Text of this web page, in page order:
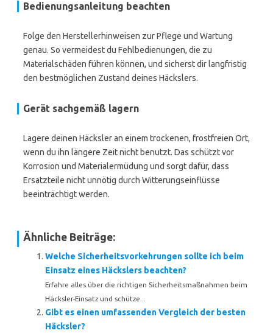
Bedienungsanleitung beachten
Folge den Herstellerhinweisen zur Pflege und Wartung
genau. So vermeidest du Fehlbedienungen, die zu
Materialschäden führen können, und sicherst dir langfristig
den bestmöglichen Zustand deines Häckslers.
Gerät sachgemäß lagern
Lagere deinen Häcksler an einem trockenen, frostfreien Ort,
wenn du ihn längere Zeit nicht benutzt. Das schützt vor
Korrosion und Materialermüdung und sorgt dafür, dass
Ersatzteile nicht unnötig durch Witterungseinflüsse
beeinträchtigt werden.
Ähnliche Beiträge:
Welche Sicherheitsvorkehrungen sollte ich beim
Einsatz eines Häckslers beachten?
Erfahre alles über die richtigen Sicherheitsmaßnahmen beim
Häcksler-Einsatz und schütze...
Gibt es einen umfassenden Vergleich der besten
Häcksler?